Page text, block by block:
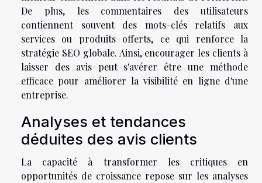
De plus, les commentaires des utilisateurs
contiennent souvent des mots-clés relatifs aux
services ou produits offerts, ce qui renforce la
stratégie SEO globale. Ainsi, encourager les clients à
laisser des avis peut s'avérer être une méthode
efficace pour améliorer la visibilité en ligne d'une
entreprise.
Analyses et tendances
déduites des avis clients
La capacité à transformer les critiques en
opportunités de croissance repose sur les analyses